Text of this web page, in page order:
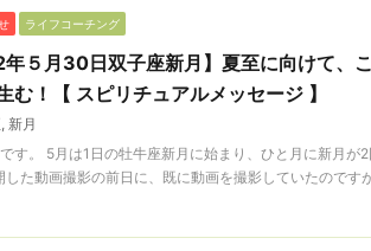
ライフコーチング
年５月30日双子座新月】夏至に向けて、
む！【 スピリチュアルメッセージ 】
, 新月
す。 5月は1日の牡牛座新月に始まり、ひと月に新月が
た動画撮影の前日に、既に動画を撮影していたのです